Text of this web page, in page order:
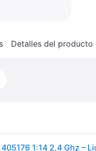
Detalles del producto